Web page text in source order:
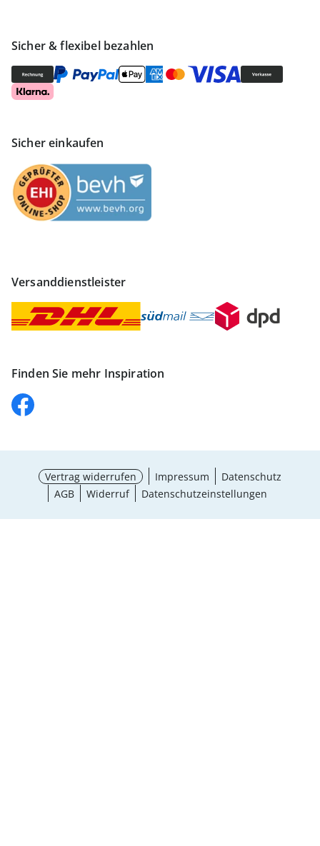
Sicher & flexibel bezahlen
Sicher einkaufen
Versanddienstleister
Finden Sie mehr Inspiration
Vertrag widerrufen Impressum
Datenschutz
AGB
Widerruf Datenschutzeinstellungen